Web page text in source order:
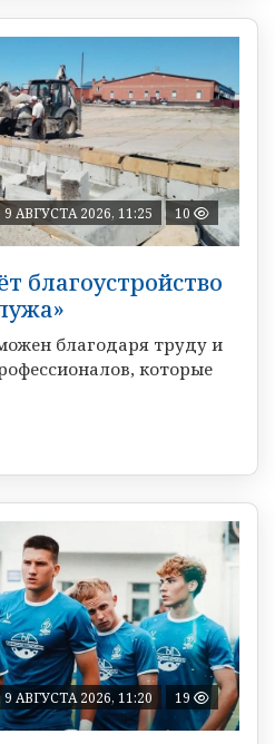
9 АВГУСТА 2026, 11:25 10
благоустройство
благодаря труду и
которые
9 АВГУСТА 2026, 11:20 19